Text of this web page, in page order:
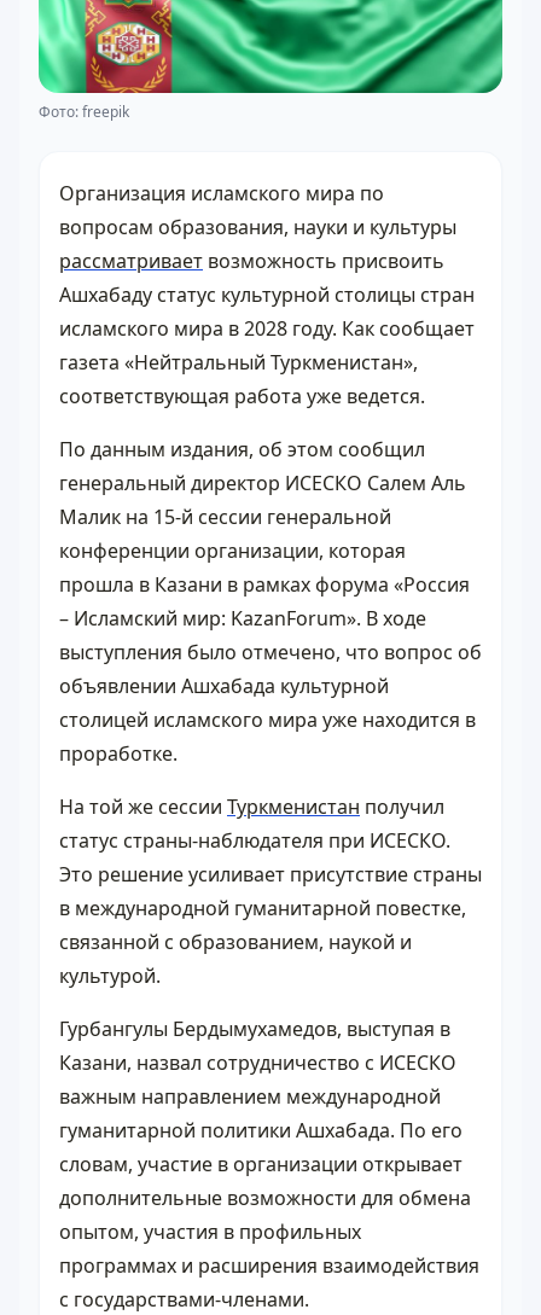
Фото: freepik
Организация исламского мира по
вопросам образования, науки и культуры
рассматривает возможность присвоить
Ашхабаду статус культурной столицы стран
исламского мира в 2028 году. Как сообщает
газета «Нейтральный Туркменистан»,
соответствующая работа уже ведется.
По данным издания, об этом сообщил
генеральный директор ИСЕСКО Салем Аль
Малик на 15-й сессии генеральной
конференции организации, которая
прошла в Казани в рамках форума «Россия
– Исламский мир: KazanForum». В ходе
выступления было отмечено, что вопрос об
объявлении Ашхабада культурной
столицей исламского мира уже находится в
проработке.
На той же сессии Туркменистан получил
статус страны-наблюдателя при ИСЕСКО.
Это решение усиливает присутствие страны
в международной гуманитарной повестке,
связанной с образованием, наукой и
культурой.
Гурбангулы Бердымухамедов, выступая в
Казани, назвал сотрудничество с ИСЕСКО
важным направлением международной
гуманитарной политики Ашхабада. По его
словам, участие в организации открывает
дополнительные возможности для обмена
опытом, участия в профильных
программах и расширения взаимодействия
с государствами-членами.